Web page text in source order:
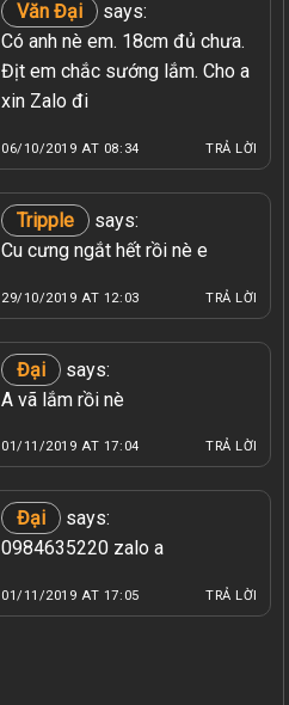
Văn Đại
says:
Có anh nè em. 18cm đủ chưa.
Địt em chắc sướng lắm. Cho a
xin Zalo đi
06/10/2019 AT 08:34 TRẢ LỜI
Tripple
says:
Cu cưng ngắt hết rồi nè e
29/10/2019 AT 12:03 TRẢ LỜI
Đại
says:
A vã lắm rồi nè
01/11/2019 AT 17:04 TRẢ LỜI
Đại
says:
0984635220 zalo a
01/11/2019 AT 17:05 TRẢ LỜI